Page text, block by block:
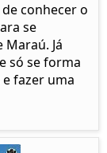
conhecer o
se
Já
só se forma
fazer uma